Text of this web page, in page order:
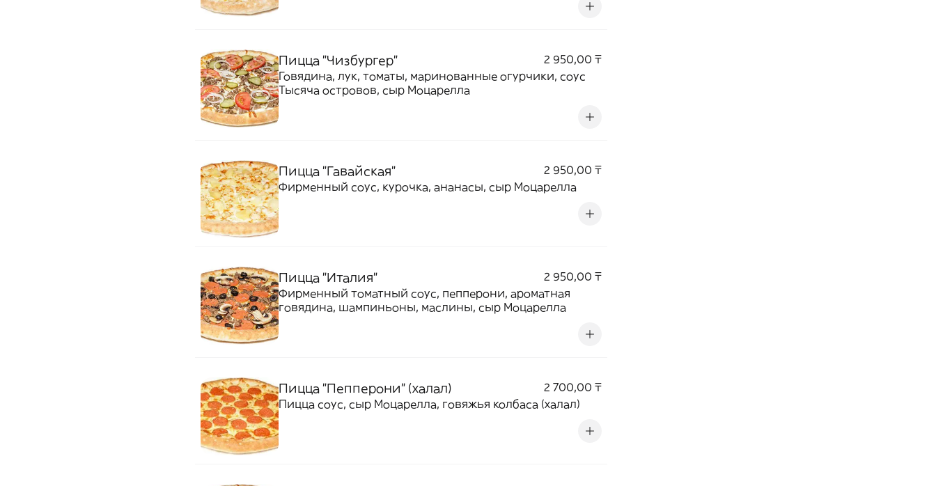
Пицца "Чизбургер"
2 950,00 ₸
Говядина, лук, томаты, маринованные огурчики, соус
Тысяча островов, сыр Моцарелла
Пицца "Гавайская"
2 950,00 ₸
Фирменный соус, курочка, ананасы, сыр Моцарелла
Пицца "Италия"
2 950,00 ₸
Фирменный томатный соус, пепперони, ароматная
говядина, шампиньоны, маслины, сыр Моцарелла
Пицца "Пепперони" (халал)
2 700,00 ₸
Пицца соус, сыр Моцарелла, говяжья колбаса (халал)